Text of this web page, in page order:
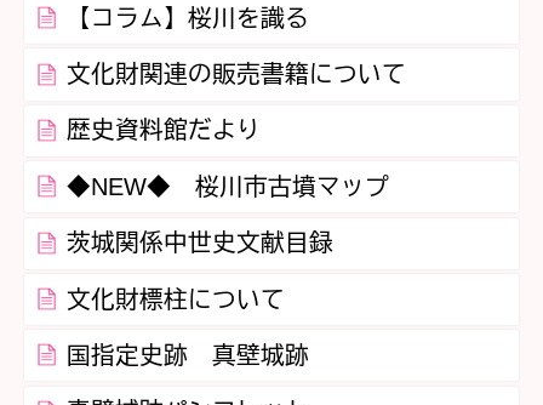
【コラム】桜川を識る
文化財関連の販売書籍について
歴史資料館だより
◆NEW◆ 桜川市古墳マップ
茨城関係中世史文献目録
文化財標柱について
国指定史跡 真壁城跡